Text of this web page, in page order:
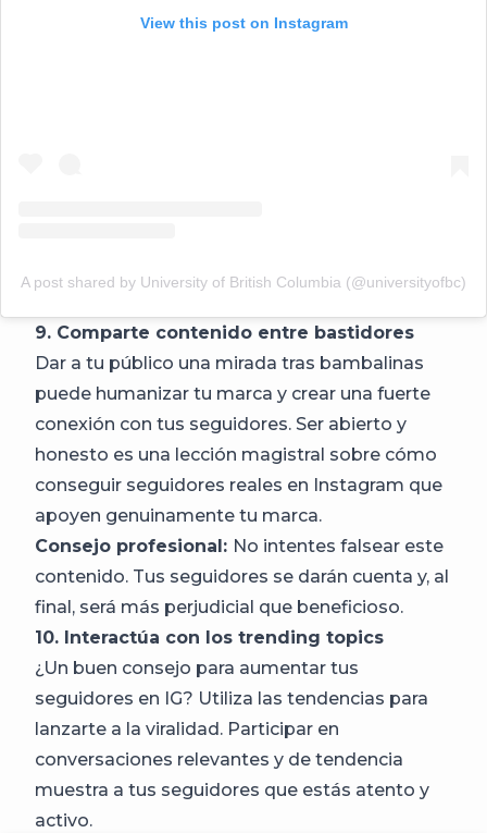
View this post on Instagram
A post shared by University of British Columbia (@universityofbc)
9. Comparte contenido entre bastidores
Dar a tu público una mirada tras bambalinas
puede humanizar tu marca y crear una fuerte
conexión con tus seguidores. Ser abierto y
honesto es una lección magistral sobre cómo
conseguir seguidores reales en Instagram que
apoyen genuinamente tu marca.
Consejo profesional: No intentes falsear este
contenido. Tus seguidores se darán cuenta y, al
final, será más perjudicial que beneficioso.
10. Interactúa con los trending topics
¿Un buen consejo para aumentar tus
seguidores en IG? Utiliza las tendencias para
lanzarte a la viralidad. Participar en
conversaciones relevantes y de tendencia
muestra a tus seguidores que estás atento y
activo.